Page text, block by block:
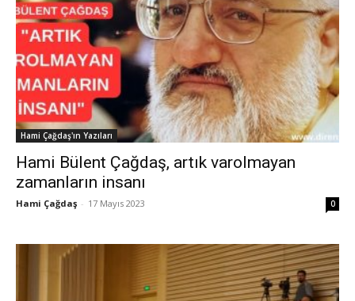
Hami Çağdaş'ın Yazıları
Hami Bülent Çağdaş, artık varolmayan
zamanların insanı
Hami Çağdaş - 17 Mayıs 2023 0